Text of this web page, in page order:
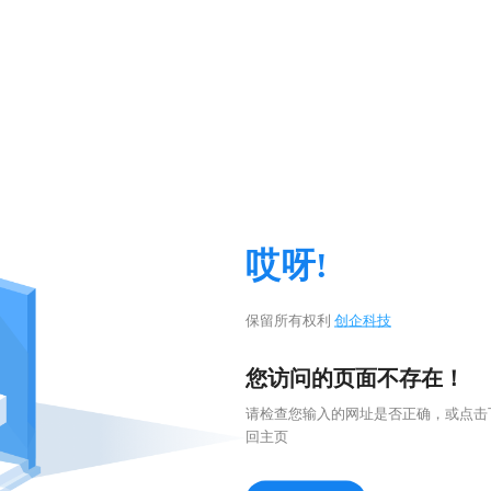
哎呀!
保留所有权利 创企科技
您访问的页面不存在！
请检查您输入的网址是否正确，或点
回主页